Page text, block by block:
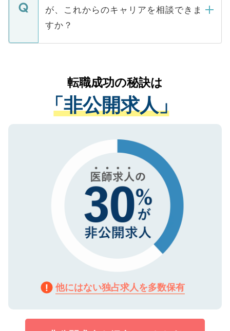
みを人材紹介会社に依頼するケースが増え
ています。
などで収集したご登録者様の個人情報は、
ご本人のキャリアアップおよび転職活動の
支援を目的に使用いたします。お預かりし
ているすべての個人データはご本人の許可
は、個人情報の取り扱いについての厳密な
管理基準を満たした事業者のみに付与され
る、プライバシーマークを取得済みです。
で、機密保持に関してもご安心ください。
が、これからのキャリアを相談できま
すか？
かがいして、現在の医療機関の状況や紹介
経験をまじえながら、適切なアドバイスを
させていただきます。すぐにご転職をされ
ない方には、長期的なサポートが可能です
ので、まずはご登録ください。
転職成功の秘訣は
「非公開求人」
他にはない独占求人を多数保有